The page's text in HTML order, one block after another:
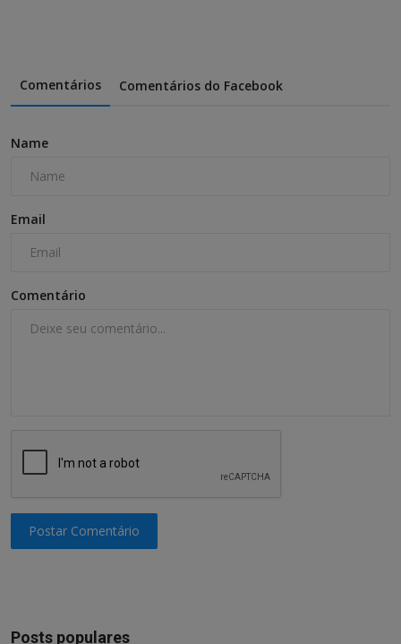
Comentários Comentários do Facebook
Name
Email
Comentário
Postar Comentário
Posts populares